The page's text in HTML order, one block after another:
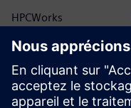
HPCWorks
HPCWorks Access